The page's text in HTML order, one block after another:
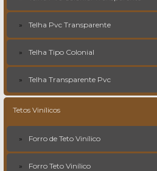
Telha Pvc Transparente
Telha Tipo Colonial
Telha Transparente Pvc
Tetos Vinílicos
Forro de Teto Vinílico
Forro Teto Vinílico